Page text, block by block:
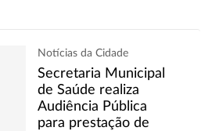
Notícias da Cidade
Secretaria Municipal
de Saúde realiza
Audiência Pública
para prestação de